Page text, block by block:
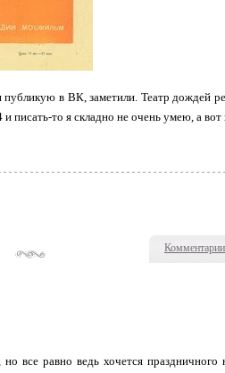
Комментарии
в ВК, заметили. Театр дождей
то я складно не очень умею, а вот
все равно ведь хочется праздничного